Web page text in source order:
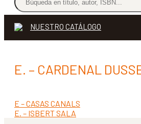
NUESTRO CATÁLOGO
E. – CARDENAL
Navegación
de
Anterior:
E – CASAS CANALS
Siguiente:
E. – ISBERT SALA